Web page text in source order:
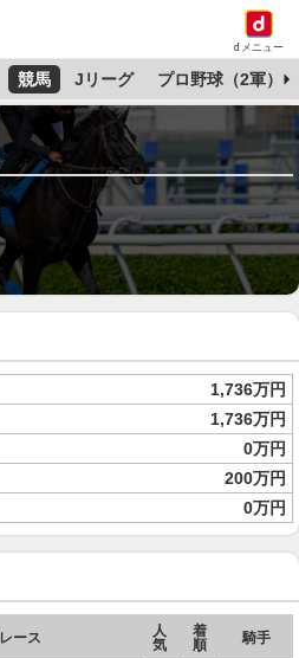
dメニュー
競馬 Jリーグ プロ野球（2軍）
1,736万円
1,736万円
0万円
200万円
0万円
レース
人
気
着
順
騎手